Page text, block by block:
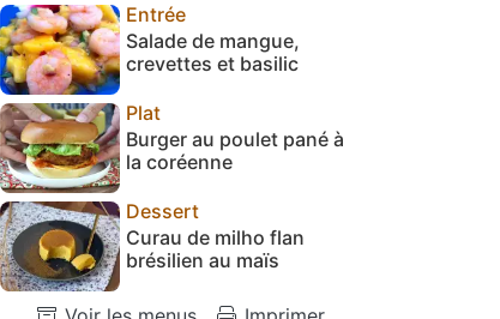
Entrée
Salade de mangue,
crevettes et basilic
Plat
Burger au poulet pané à
la coréenne
Dessert
Curau de milho flan
brésilien au maïs